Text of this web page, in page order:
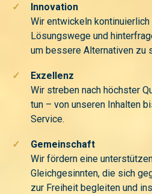
✓
Innovation
Wir entwickeln kontinuierlich
Lösungswege und
um bessere Alternativen zu
✓
Exzellenz
Wir streben nach höchster
tun – von unseren Inhalten
Service.
✓
Gemeinschaft
Wir fördern eine
Gleichgesinnten, die sich
zur Freiheit begleiten und